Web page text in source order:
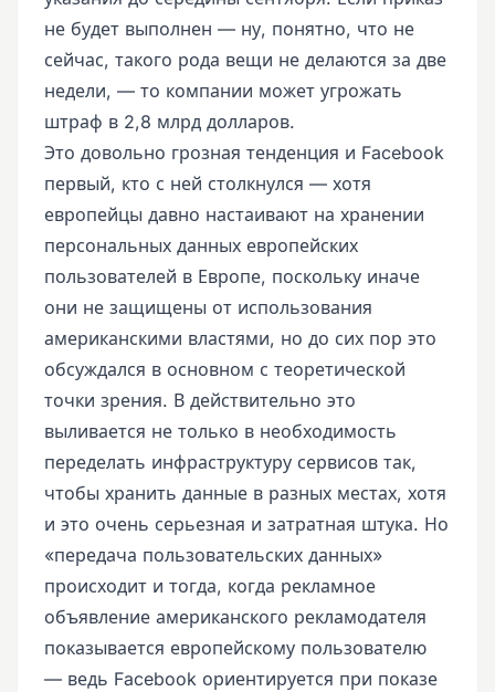
не будет выполнен — ну, понятно, что не
сейчас, такого рода вещи не делаются за две
недели, — то компании может угрожать
штраф в 2,8 млрд долларов.
Это довольно грозная тенденция и Facebook
первый, кто с ней столкнулся — хотя
европейцы давно настаивают на хранении
персональных данных европейских
пользователей в Европе, поскольку иначе
они не защищены от использования
американскими властями, но до сих пор это
обсуждался в основном с теоретической
точки зрения. В действительно это
выливается не только в необходимость
переделать инфраструктуру сервисов так,
чтобы хранить данные в разных местах, хотя
и это очень серьезная и затратная штука. Но
«передача пользовательских данных»
происходит и тогда, когда рекламное
объявление американского рекламодателя
показывается европейскому пользователю
— ведь Facebook ориентируется при показе